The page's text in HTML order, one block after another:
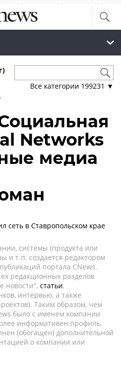
Все категории 199231 ▼
Networks
медиа
сеть в Ставропольском крае
системы (продукта или
и т.п. создается редактором
портала CNews.
редакционных разделов
новости", статьи,
интервью, а также
Таким образом, чем
было с именем компании
информативен профиль.
(обогащен) дополнительной
о компании или